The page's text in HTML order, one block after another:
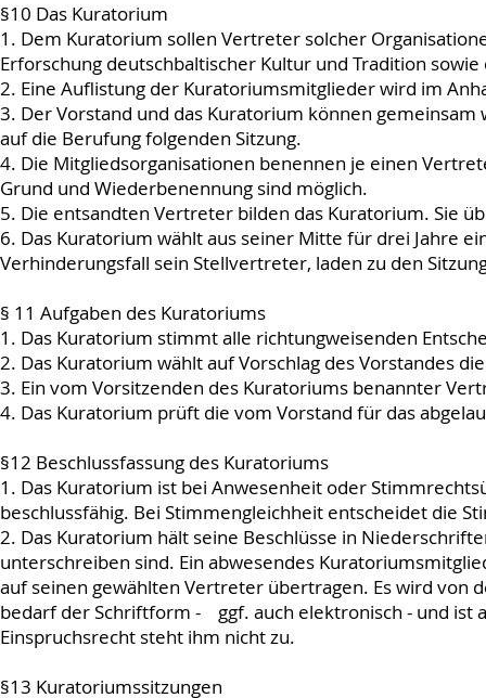
§10 Das Kuratorium
1. Dem Kuratorium sollen Vertreter solcher
Erforschung deutschbaltischer Kultur und Tradition
2. Eine Auflistung der Kuratoriumsmitglieder wird im
3. Der Vorstand und das Kuratorium können
auf die Berufung folgenden Sitzung.
4. Die Mitgliedsorganisationen benennen je einen
Grund und Wiederbenennung sind möglich.
5. Die entsandten Vertreter bilden das Kuratorium. Sie
6. Das Kuratorium wählt aus seiner Mitte für drei Jahre
Verhinderungsfall sein Stellvertreter, laden zu den
§ 11 Aufgaben des Kuratoriums
1. Das Kuratorium stimmt alle richtungweisenden
2. Das Kuratorium wählt auf Vorschlag des Vorstandes
3. Ein vom Vorsitzenden des Kuratoriums benannter
4. Das Kuratorium prüft die vom Vorstand für das
§12 Beschlussfassung des Kuratoriums
1. Das Kuratorium ist bei Anwesenheit oder
beschlussfähig. Bei Stimmengleichheit entscheidet die
2. Das Kuratorium hält seine Beschlüsse in
unterschreiben sind. Ein abwesendes
auf seinen gewählten Vertreter übertragen. Es wird von
bedarf der Schriftform - ggf. auch elektronisch - und ist
Einspruchsrecht steht ihm nicht zu.
§13 Kuratoriumssitzungen